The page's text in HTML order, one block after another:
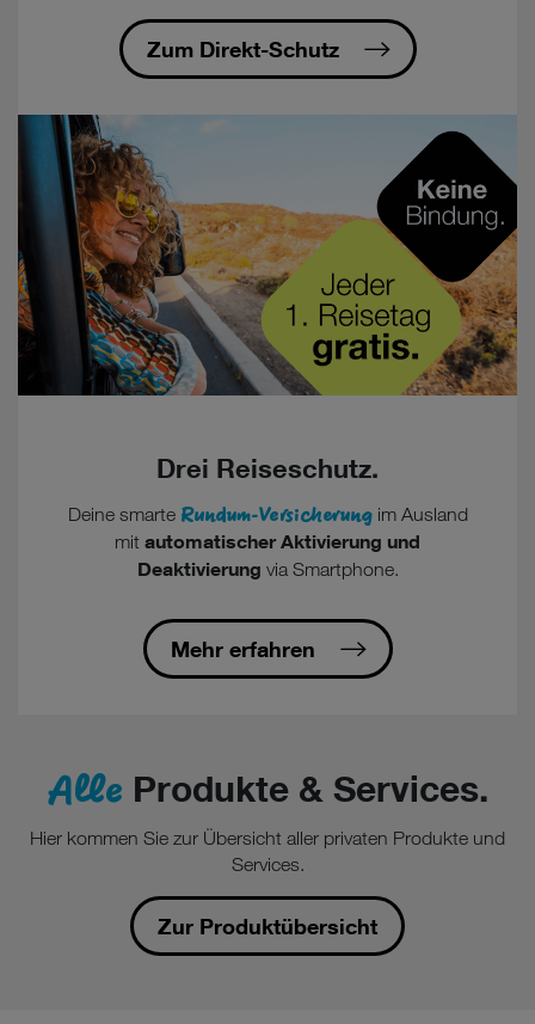
Zum Direkt-Schutz
Drei Reiseschutz.
Deine smarte Rundum-Versicherungim Ausland
mit automatischer Aktivierung und
Deaktivierung via Smartphone.
Mehr erfahren
Alle Produkte & Services.
Hier kommen Sie zur Übersicht aller privaten Produkte und
Services.
Zur Produktübersicht